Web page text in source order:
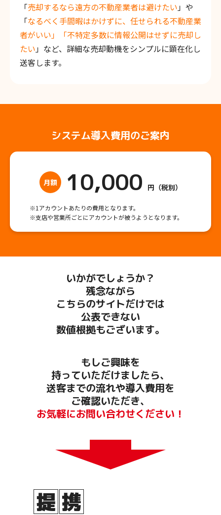
「売却するなら遠方の不動産業者は避けたい 」や
「なるべく手間暇はかけずに、任せられる不動産業
者がいい」「不特定多数に情報公開はせずに売却し
たい 」など、詳細な売却動機をシンプルに顕在化し
送客します。
システム導入費用のご案内
月額 10,000 円（税別）
※1アカウントあたりの費用となります。
※支店や営業所ごとにアカウントが被うようとなります。
いかがでしょうか？
残念ながら
こちらのサイトだけでは
公表できない
数値根拠もございます。
もしご興味を
持っていただけましたら、
送客までの流れや導入費用を
ご確認いただき、
お気軽にお問い合わせください！
提 携